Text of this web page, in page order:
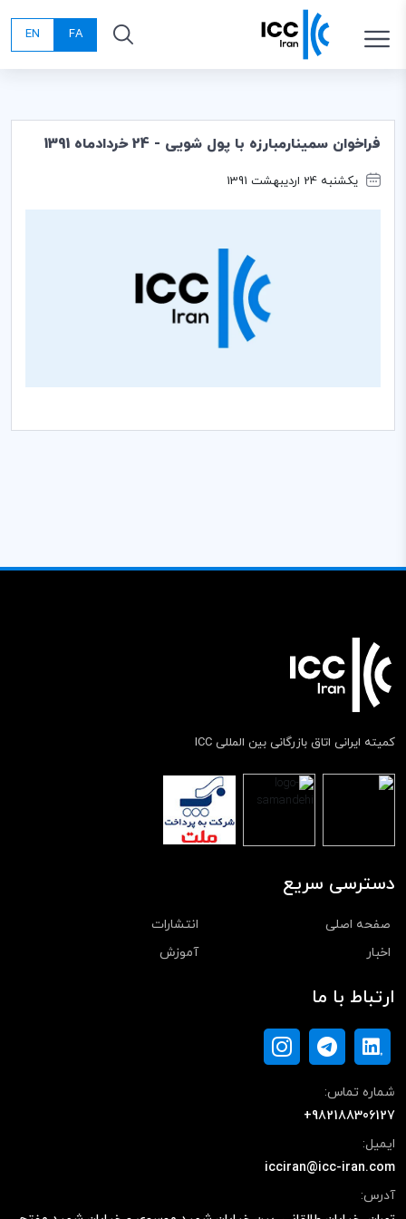
FA
EN
فراخوان سمینارمبارزه با پول شویی - 24 خردادماه 1391
یکشنبه 24 اردیبهشت 1391
کمیته ایرانی اتاق بازرگانی بین المللی ICC
دسترسی سریع
صفحه اصلی
انتشارات
اخبار
آموزش
ارتباط با ما
شماره تماس:
+982188306127
ایمیل:
icciran@icc-iran.com
آدرس: